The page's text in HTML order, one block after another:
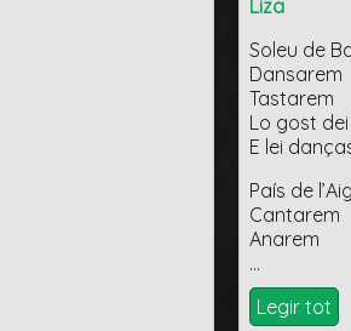
Liza
Soleu de
Dansarem
Tastarem
Lo gost
E lei
País de
Cantarem
Anarem
…
Legir tot